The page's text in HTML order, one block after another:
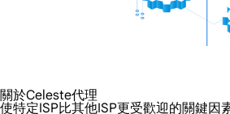
關於Celeste代理
使特定ISP比其他ISP更受歡迎的關鍵